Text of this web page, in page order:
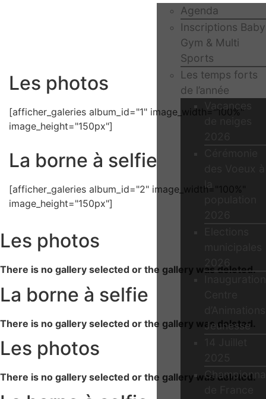
Agenda
Inscriptions Baby
Gym & Multi
Sports
Les temps forts
de l’année
Vacances
Jeunesse
Les photos
[afficher_galeries album_id="1" image_width="100%"
image_height="150px"]
La borne à selfie
[afficher_galeries album_id="2" image_width="100%"
image_height="150px"]
Les photos
There is no gallery selected or the gallery was deleted.
La borne à selfie
There is no gallery selected or the gallery was deleted.
Les photos
There is no gallery selected or the gallery was deleted.